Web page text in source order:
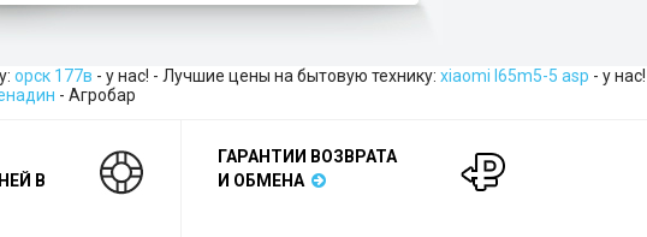
орск 177в - у нас! - Лучшие цены на бытовую технику: xiaomi l65m5-5 asp - у нас!
- Агробар
В
ГАРАНТИИ ВОЗВРАТА
И ОБМЕНА